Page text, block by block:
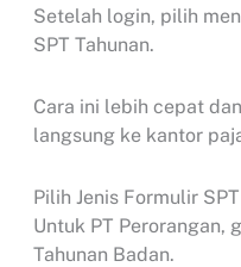
Setelah login, pilih
SPT Tahunan.
Cara ini lebih cepat
langsung ke kantor
Pilih Jenis Formulir
Untuk PT Perorangan,
Tahunan Badan.